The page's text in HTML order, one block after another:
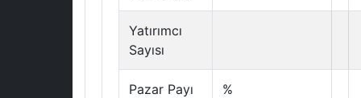
Yatırımcı
Sayısı
Pazar Payı %